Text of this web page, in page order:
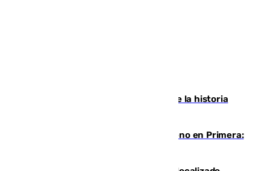
El segundo mes de julio más cálido de la historia
Las ganas de Larrubia ante su estreno en Primera: